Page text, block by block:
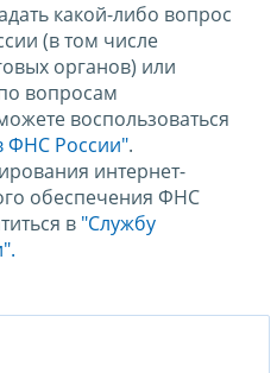
какой-либо вопрос
(в том числе
органов) или
вопросам
воспользоваться
ФНС России".
интернет-
обеспечения ФНС
в "Службу